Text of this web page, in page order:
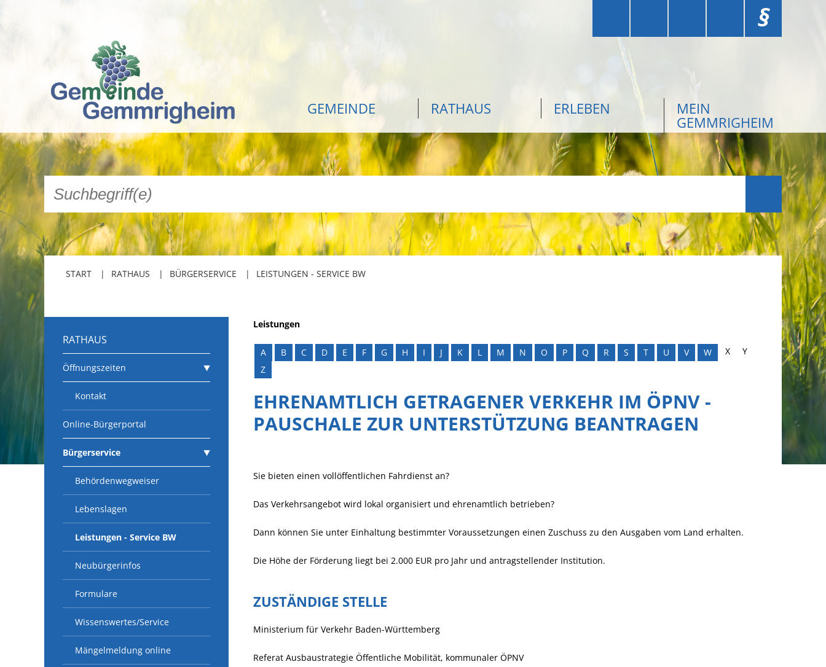
§
GEMEINDE RATHAUS ERLEBEN MEIN
GEMMRIGHEIM
START RATHAUS BÜRGERSERVICE LEISTUNGEN - SERVICE BW
RATHAUS
Öffnungszeiten
Kontakt
Online-Bürgerportal
Bürgerservice
Behördenwegweiser
Lebenslagen
Leistungen - Service BW
Neubürgerinfos
Formulare
Wissenswertes/Service
Mängelmeldung online
Leistungen
A B C D E F G H I J K L M N O P Q R S T U V W X
Y
Z
EHRENAMTLICH GETRAGENER VERKEHR IM ÖPNV -
PAUSCHALE ZUR UNTERSTÜTZUNG BEANTRAGEN
Sie bieten einen vollöffentlichen Fahrdienst an?
Das Verkehrsangebot wird lokal organisiert und ehrenamtlich betrieben?
Dann können Sie unter Einhaltung bestimmter Voraussetzungen einen Zuschuss zu den Ausgaben vom Land erhalten.
Die Höhe der Förderung liegt bei 2.000 EUR pro Jahr und antragstellender Institution.
ZUSTÄNDIGE STELLE
Ministerium für Verkehr Baden-Württemberg
Referat Ausbaustrategie Öffentliche Mobilität, kommunaler ÖPNV